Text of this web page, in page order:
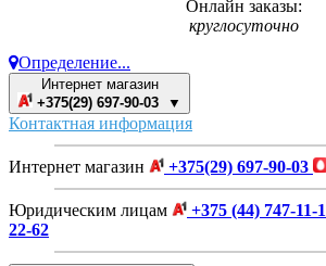
Онлайн заказы:
круглосуточно
Определение...
Интернет магазин
+375(29) 697-90-03 ▼
Контактная информация
Интернет магазин +375(29) 697-90-03
Юридическим лицам +375 (44) 747-11-
22-62